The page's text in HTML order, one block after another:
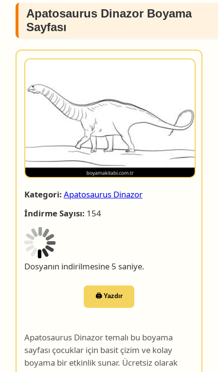
Apatosaurus Dinazor Boyama
Sayfası
Kategori: Apatosaurus Dinazor
İndirme Sayısı: 154
Dosyanın indirilmesine 4 saniye.
boyama bir etkinlik sunar. Ücretsiz olarak
indirip yazdırabilir, evde keyifli bir boyama
zamanı oluşturabilirsiniz.